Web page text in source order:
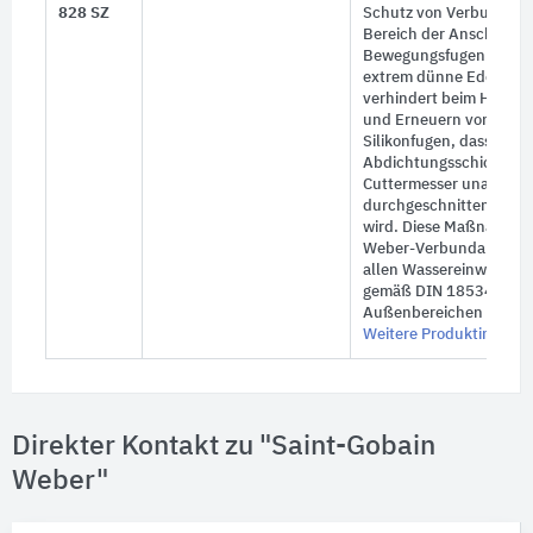
828 SZ
Schutz von
Bereich der Anschluss-
Bewegungsfugen. Das
extrem dünne
verhindert beim
und Erneuern von
Silikonfugen, dass die
Abdichtungsschicht
Cuttermesser
durchgeschnitten oder
wird. Diese Maßnahme
Weber-
allen
gemäß DIN 18534 aber
Außenbereichen
Weitere
Direkter Kontakt zu "Saint-Gobain
Weber"